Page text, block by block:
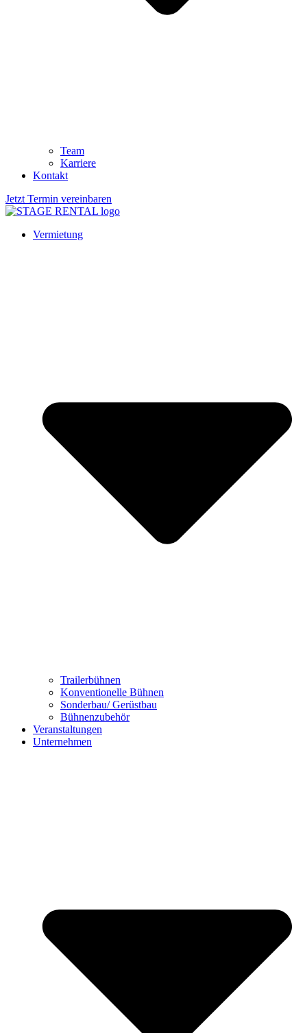
Team
Karriere
Kontakt
Jetzt Termin vereinbaren
Vermietung
Trailerbühnen
Konventionelle Bühnen
Sonderbau/ Gerüstbau
Bühnenzubehör
Veranstaltungen
Unternehmen